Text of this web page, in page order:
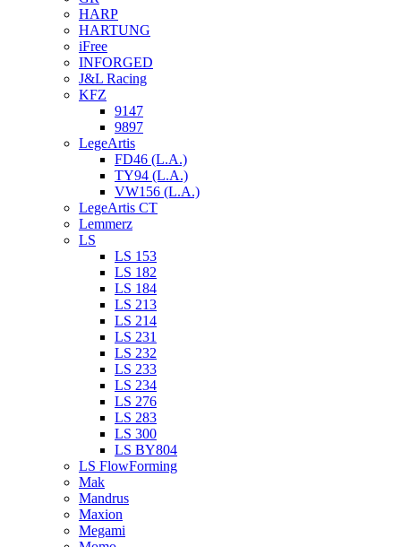
HARP
HARTUNG
iFree
INFORGED
J&L Racing
KFZ
9147
9897
LegeArtis
FD46 (L.A.)
TY94 (L.A.)
VW156 (L.A.)
LegeArtis CT
Lemmerz
LS
LS 153
LS 182
LS 184
LS 213
LS 214
LS 231
LS 232
LS 233
LS 234
LS 276
LS 283
LS 300
LS BY804
LS FlowForming
Mak
Mandrus
Maxion
Megami